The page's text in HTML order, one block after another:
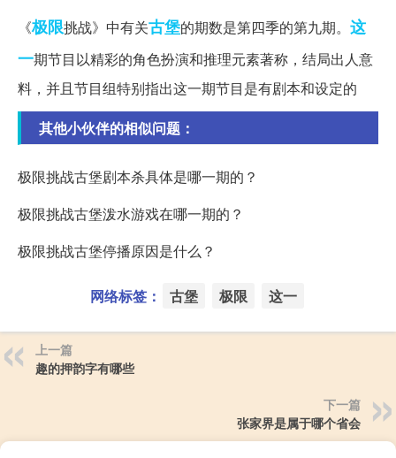
《极限挑战》中有关古堡的期数是第四季的第九期。 这
一期节目以精彩的角色扮演和推理元素著称，结局出人意
料，并且节目组特别指出这一期节目是有剧本和设定的
其他小伙伴的相似问题：
极限挑战古堡剧本杀具体是哪一期的？
极限挑战古堡泼水游戏在哪一期的？
极限挑战古堡停播原因是什么？
网络标签： 古堡 极限 这一
上一篇
趣的押韵字有哪些
下一篇
张家界是属于哪个省会